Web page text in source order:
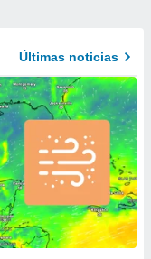
Últimas noticias